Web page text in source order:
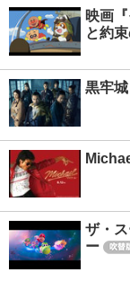
映画
と約
黒牢城
ザ・
ー